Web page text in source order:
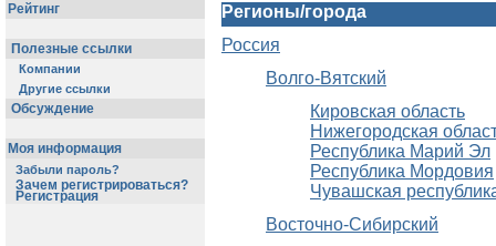
Рейтинг
Полезные ссылки
Компании
Другие ссылки
Обсуждение
Моя информация
Забыли пароль?
Зачем регистрироваться?
Регистрация
Регионы/города
Россия
Волго-Вятский
Кировская область
Нижегородская
Республика Марий Эл
Республика Мордовия
Чувашская
Восточно-Сибирский